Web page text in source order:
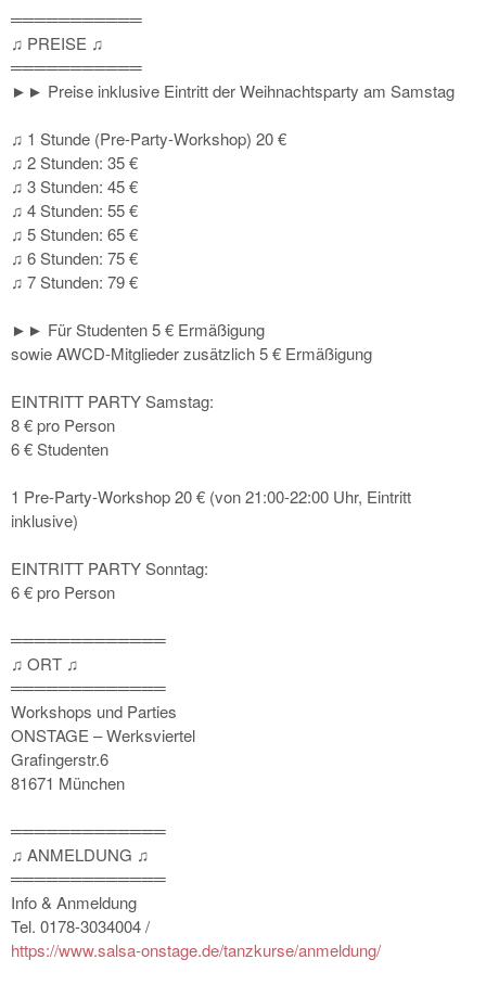
═══════════
♫ PREISE ♫
═══════════
►► Preise inklusive Eintritt der Weihnachtsparty am Samstag
♫ 1 Stunde (Pre-Party-Workshop) 20 €
♫ 2 Stunden: 35 €
♫ 3 Stunden: 45 €
♫ 4 Stunden: 55 €
♫ 5 Stunden: 65 €
♫ 6 Stunden: 75 €
♫ 7 Stunden: 79 €
►► Für Studenten 5 € Ermäßigung
sowie AWCD-Mitglieder zusätzlich 5 € Ermäßigung
EINTRITT PARTY Samstag:
8 € pro Person
6 € Studenten
1 Pre-Party-Workshop 20 € (von 21:00-22:00 Uhr, Eintritt
inklusive)
EINTRITT PARTY Sonntag:
6 € pro Person
═════════════
♫ ORT ♫
═════════════
Workshops und Parties
ONSTAGE – Werksviertel
Grafingerstr.6
81671 München
═════════════
♫ ANMELDUNG ♫
═════════════
Info & Anmeldung
Tel. 0178-3034004 /
https://www.salsa-onstage.de/tanzkurse/anmeldung/